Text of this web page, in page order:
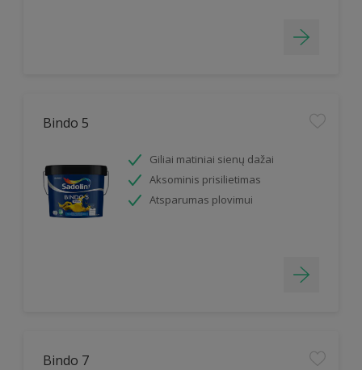
Bindo 5
Giliai matiniai sienų dažai
Aksominis prisilietimas
Atsparumas plovimui
Bindo 7